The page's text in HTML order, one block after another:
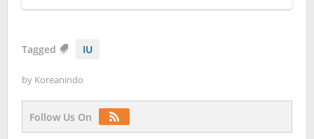
Tagged IU
by Koreanindo
Follow Us On